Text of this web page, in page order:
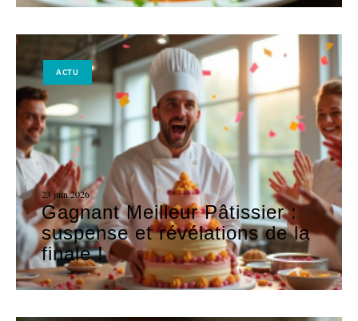
ACTU
23 juin 2026
Gagnant Meilleur Pâtissier :
suspense et révélations de la
finale !